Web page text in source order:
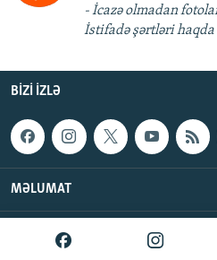
- İcazə olmadan
İstifadə şərtləri haqda
BIZI IZLƏ
MƏLUMAT
AzadlıqRadiosu ©